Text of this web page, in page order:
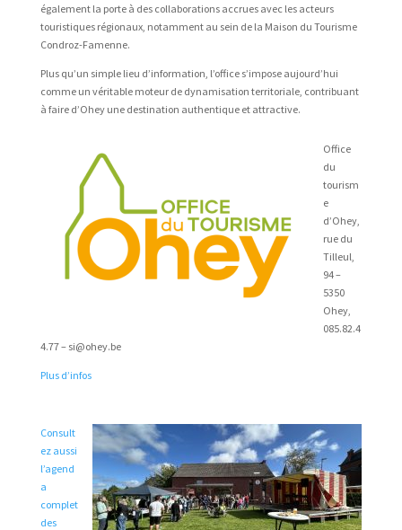
également la porte à des collaborations accrues avec les acteurs
touristiques régionaux, notamment au sein de la Maison du Tourisme
Condroz-Famenne.
Plus qu’un simple lieu d’information, l’office s’impose aujourd’hui
comme un véritable moteur de dynamisation territoriale, contribuant
à faire d’Ohey une destination authentique et attractive.
Office
du
tourism
e
d’Ohey,
rue du
Tilleul,
94 –
5350
Ohey,
085.82.4
4.77 – si@ohey.be
Plus d’infos
Consult
ez aussi
l’agend
a
complet
des